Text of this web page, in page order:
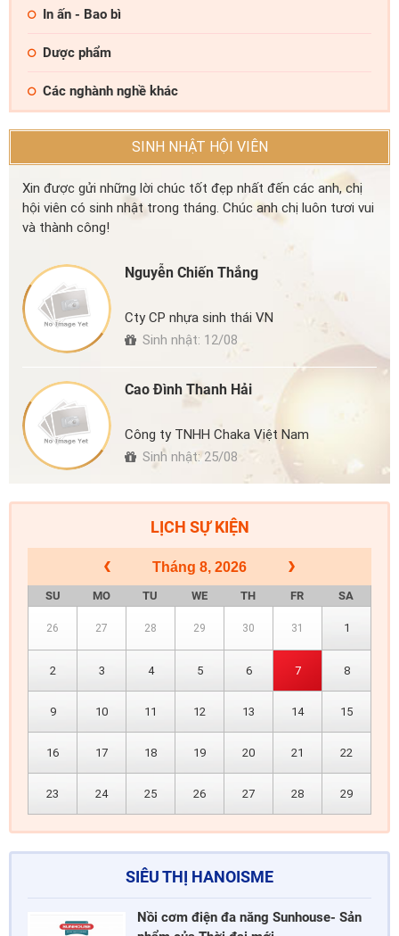
In ấn - Bao bì
Dược phẩm
Các nghành nghề khác
SINH NHẬT HỘI VIÊN
Xin được gửi những lời chúc tốt đẹp nhất đến các anh, chị
hội viên có sinh nhật trong tháng. Chúc anh chị luôn tươi vui
và thành công!
Nguyễn Chiến Thắng
Cty CP nhựa sinh thái VN
Sinh nhật: 12/08
Cao Đình Thanh Hải
Công ty TNHH Chaka Việt Nam
Sinh nhật: 25/08
LỊCH SỰ KIỆN
Tháng 8, 2026
SU MO TU WE TH FR SA
26 27 28 29 30 31 1
2 3 4 5 6 7 8
9 10 11 12 13 14 15
16 17 18 19 20 21 22
23 24 25 26 27 28 29
SIÊU THỊ HANOISME
Nồi cơm điện đa năng Sunhouse- Sản